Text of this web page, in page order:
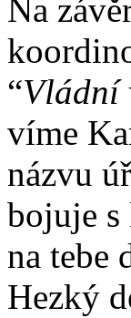
Na
“Vládní
víme
názvu
bojuje s
na tebe
Hezký